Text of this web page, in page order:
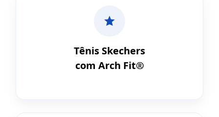
Tênis Skechers
com Arch Fit®